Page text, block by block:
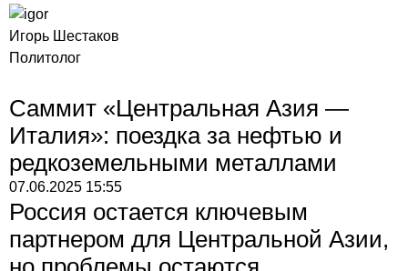
Игорь Шестаков
Политолог
Саммит «Центральная Азия —
Италия»: поездка за нефтью и
редкоземельными металлами
07.06.2025 15:55
Россия остается ключевым
партнером для Центральной Азии,